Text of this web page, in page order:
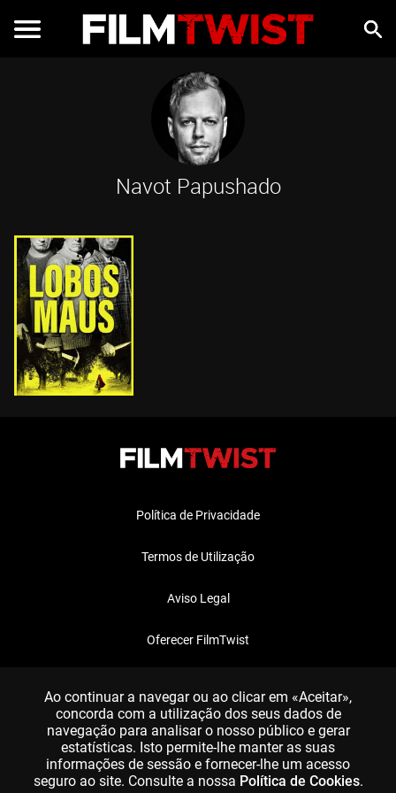
Navot Papushado
Política de Privacidade
Termos de Utilização
Aviso Legal
Oferecer FilmTwist
Ao continuar a navegar ou ao clicar em «Aceitar»,
concorda com a utilização dos seus dados de
navegação para analisar o nosso público e gerar
estatísticas. Isto permite-lhe manter as suas
informações de sessão e fornecer-lhe um acesso
seguro ao site. Consulte a nossa Política de Cookies.